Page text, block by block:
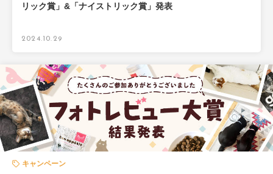
リック賞」&「ナイストリック賞」発表
2024.10.29
キャンペーン